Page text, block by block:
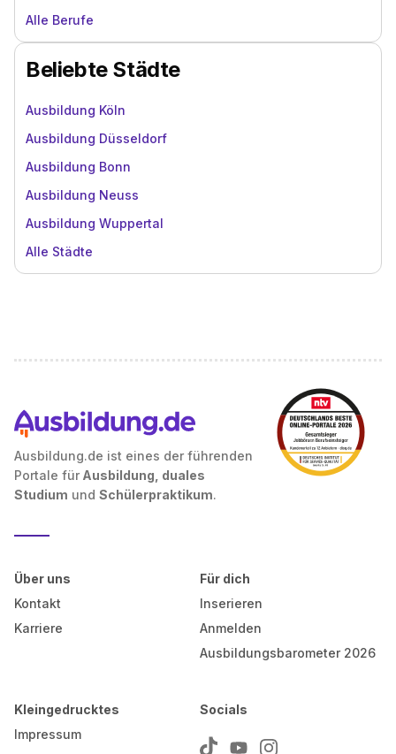
Alle Berufe
Beliebte Städte
Ausbildung Köln
Ausbildung Düsseldorf
Ausbildung Bonn
Ausbildung Neuss
Ausbildung Wuppertal
Alle Städte
Ausbildung.de ist eines der führenden
Portale für Ausbildung, duales
Studium und Schülerpraktikum.
Über uns
Kontakt
Karriere
Für dich
Inserieren
Anmelden
Ausbildungsbarometer 2026
Kleingedrucktes
Impressum
Socials